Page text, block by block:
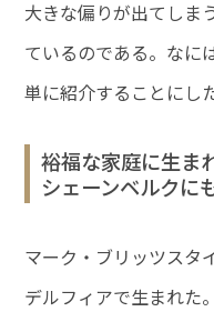
大きな偏りが出てしま
ているのである。なに
単に紹介することにし
裕福な家庭に生ま
シェーンベルクに
マーク・ブリッツスタ
デルフィアで生まれた